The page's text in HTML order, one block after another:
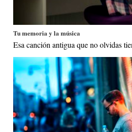
Tu memoria y la música
Esa canción antigua que no olvidas